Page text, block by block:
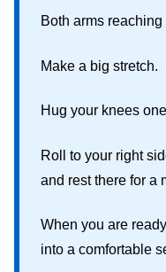
Both arms
Make a big stretch.
Hug your knees
Roll to your right
and rest there for a
When you are
into a comfortable